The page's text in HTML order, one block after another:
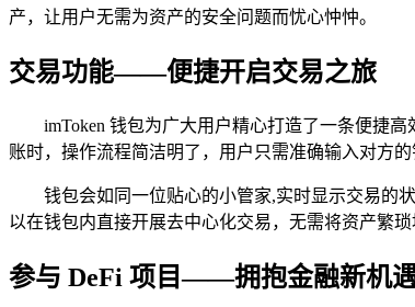
产，让用户无需为资产的安全问题而忧心忡忡。
交易功能——便捷开启交易之旅
imToken 钱包为广大用户精心打造了一条便捷
账时，操作流程简洁明了，用户只需准确输入对方
钱包会如同一位贴心的小管家,实时显示交易的
以在钱包内直接开展去中心化交易，无需将资产繁
参与 DeFi 项目——拥抱金融新机